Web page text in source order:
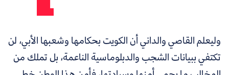
وليعلم القاصي والداني أن الكويت بحكامها وشعبها الأبي، لن
تكتفي ببيانات الشجب والدبلوماسية الناعمة، بل تملك من